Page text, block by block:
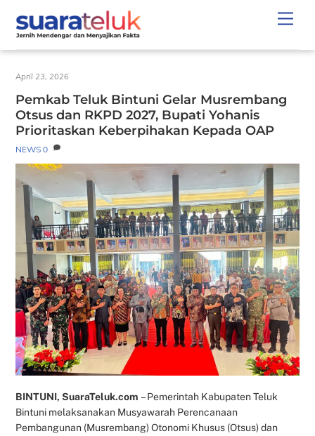
content
April 23, 2026
Pemkab Teluk Bintuni Gelar Musrembang
Otsus dan RKPD 2027, Bupati Yohanis
Prioritaskan Keberpihakan Kepada OAP
NEWS 0
BINTUNI, SuaraTeluk.com– Pemerintah Kabupaten Teluk
Bintuni melaksanakan Musyawarah Perencanaan
Pembangunan (Musrembang) Otonomi Khusus (Otsus) dan